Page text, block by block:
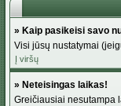
» Kaip pasikeisi savo
Visi jūsų nustatymai
Į viršų
» Neteisingas laikas!
Greičiausiai nesutampa